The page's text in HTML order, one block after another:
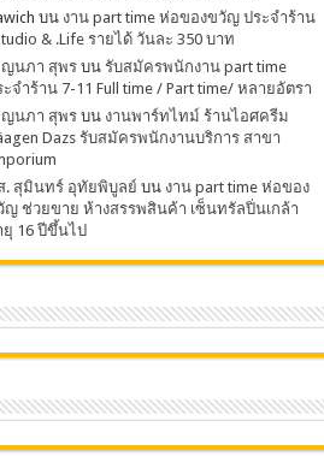
บน งาน part time ห่อของขวัญ ประจำร้าน
& .Life รายได้ วันละ 350 บาท
ญนภา สุพรบน รับสมัครพนักงาน part time
จำร้าน 7-11 Full time / Part time/ หลายอัตรา
ญนภา สุพรบน งานพาร์ทไทม์ ร้านไอศครีม
Dazs รับสมัครพนักงานบริการ สาขา
. สุมินทร์ อุทัยพิบูลย์ บน งาน part time ห่อของ
ญ ช่วยขาย ห้างสรรพสินค้า เซ็นทรัลปิ่นเกล้า
ยุ 16 ปีขึ้นไป